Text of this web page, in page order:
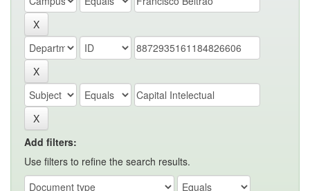
Add filters:
Use filters to refine the search results.